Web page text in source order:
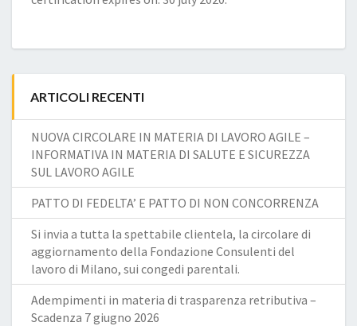
ARTICOLI RECENTI
NUOVA CIRCOLARE IN MATERIA DI LAVORO AGILE –
INFORMATIVA IN MATERIA DI SALUTE E SICUREZZA
SUL LAVORO AGILE
PATTO DI FEDELTA’ E PATTO DI NON CONCORRENZA
Si invia a tutta la spettabile clientela, la circolare di
aggiornamento della Fondazione Consulenti del
lavoro di Milano, sui congedi parentali.
Adempimenti in materia di trasparenza retributiva –
Scadenza 7 giugno 2026